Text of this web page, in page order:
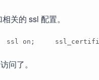
关的 ssl 配置。
on;
问了。